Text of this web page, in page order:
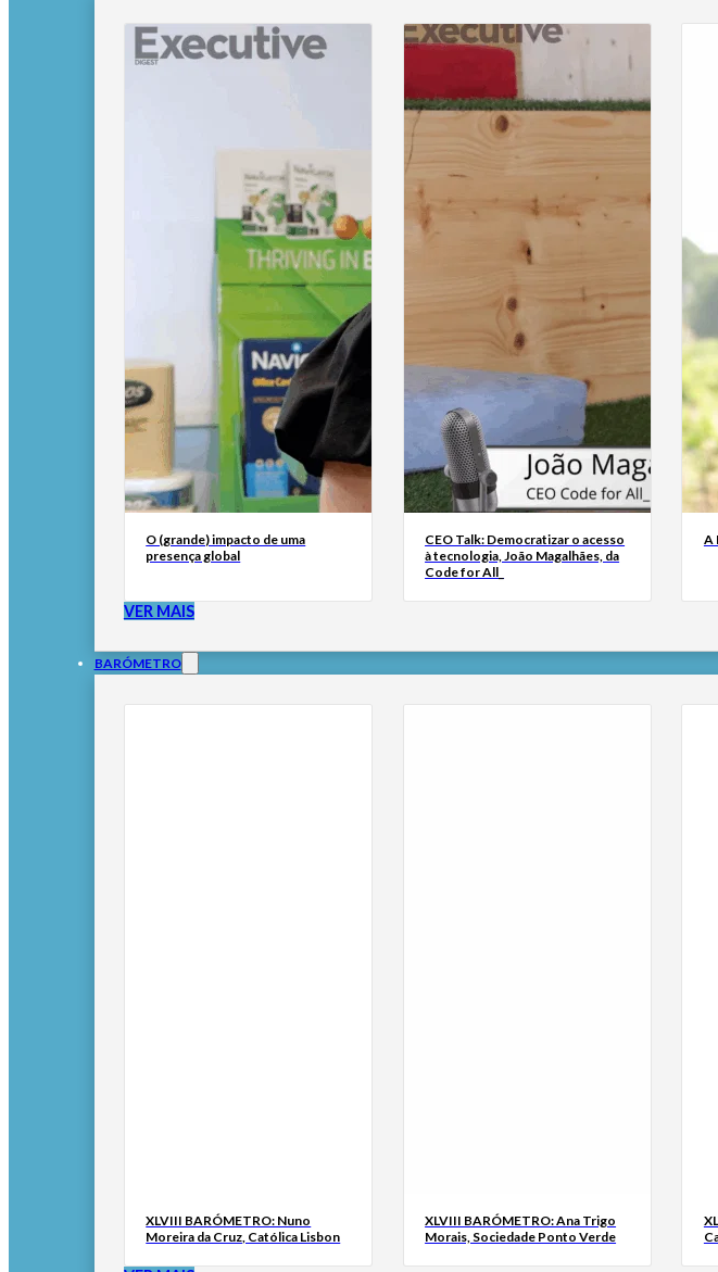
O (grande) impacto de uma
presença global
CEO Talk: Democratizar o acesso
à tecnologia, João Magalhães, da
Code for All_
A
VER MAIS
BARÓMETRO
XLVIII BARÓMETRO: Nuno
Moreira da Cruz, Católica Lisbon
XLVIII BARÓMETRO: Ana Trigo
Morais, Sociedade Ponto Verde